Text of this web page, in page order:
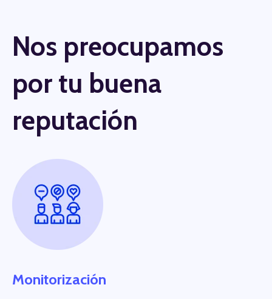
Nos preocupamos
por tu buena
reputación
Monitorización